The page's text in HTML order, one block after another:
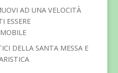
AD UNA VELOCITÀ
ESSERE
DELLA SANTA MESSA E